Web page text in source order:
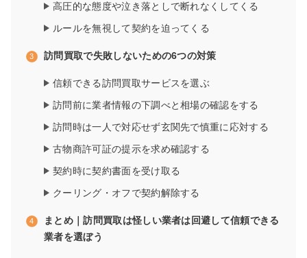
高圧的な態度や泣き落としで断れなくしてくる
ルールを無視して契約を迫ってくる
訪問買取で失敗しないための6つの対策
信頼できる訪問買取サービスを選ぶ
訪問前に業者情報の下調べと相場の確認をする
訪問時は一人で対応せず玄関先で慎重に応対する
古物商許可証の提示を求め確認する
契約時に契約書面を受け取る
クーリング・オフで契約解除する
まとめ｜訪問買取は怪しい業者は回避して信頼できる
業者を選ぼう